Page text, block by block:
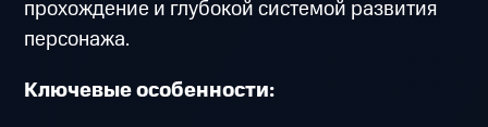
прохождение и глубокой системой развития
персонажа.
Ключевые особенности: